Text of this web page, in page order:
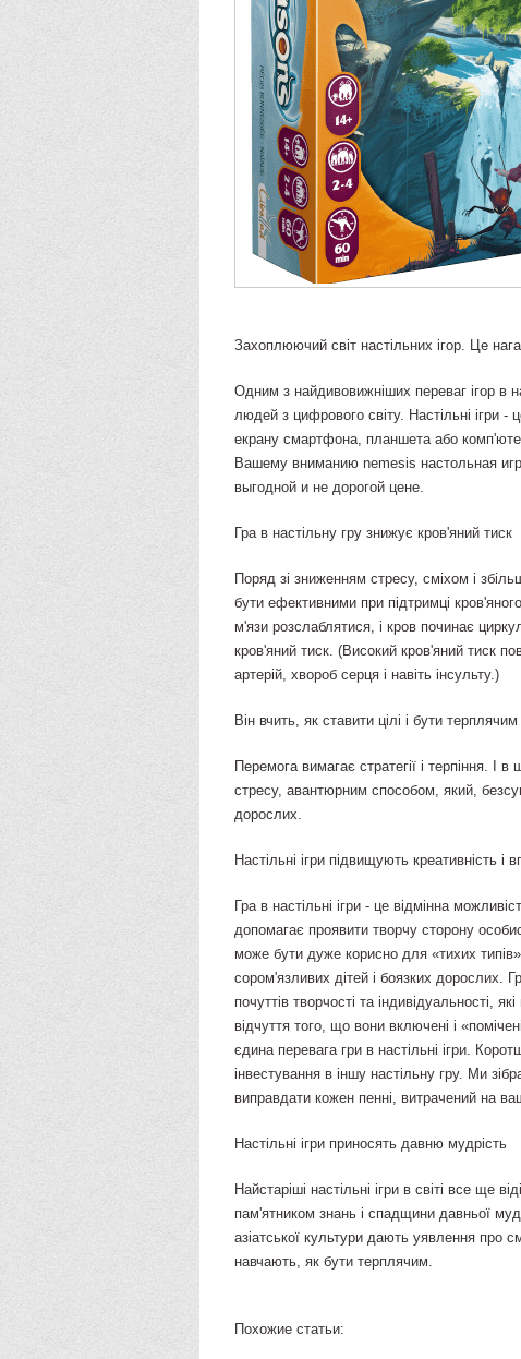
Захоплюючий світ настільних ігор. Це
Одним з найдивовижніших переваг ігор в
людей з цифрового світу. Настільні ігри
екрану смартфона, планшета або
Вашему вниманию nemesis настольная
выгодной и не дорогой цене.
Гра в настільну гру знижує кров'яний тиск
Поряд зі зниженням стресу, сміхом і
бути ефективними при підтримці
м'язи розслаблятися, і кров починає
кров'яний тиск. (Високий кров'яний тиск
артерій, хвороб серця і навіть інсульту.)
Він вчить, як ставити цілі і бути терплячим
Перемога вимагає стратегії і терпіння. І
стресу, авантюрним способом, який,
дорослих.
Настільні ігри підвищують креативність і
Гра в настільні ігри - це відмінна
допомагає проявити творчу сторону
може бути дуже корисно для «тихих
сором'язливих дітей і боязких дорослих.
почуттів творчості та індивідуальності,
відчуття того, що вони включені і
єдина перевага гри в настільні ігри.
інвестування в іншу настільну гру. Ми
виправдати кожен пенні, витрачений на
Настільні ігри приносять давню мудрість
Найстаріші настільні ігри в світі все ще
пам'ятником знань і спадщини давньої
азіатської культури дають уявлення про
навчають, як бути терплячим.
Похожие статьи: